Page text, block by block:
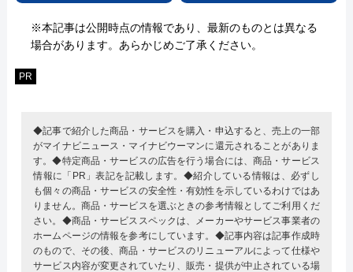
※本記事は公開時点の情報であり、最新のものとは異なる
場合があります。あらかじめご了承ください。
PR
◆記事で紹介した商品・サービスを購入・申込すると、売上の一部
がマイナビニュース・マイナビウーマンに還元されることがありま
す。◆特定商品・サービスの広告を行う場合には、商品・サービス
情報に「PR」表記を記載します。◆紹介している情報は、必ずし
も個々の商品・サービスの安全性・有効性を示しているわけではあ
りません。商品・サービスを選ぶときの参考情報としてご利用くだ
さい。◆商品・サービススペックは、メーカーやサービス事業者の
ホームページの情報を参考にしています。◆記事内容は記事作成時
のもので、その後、商品・サービスのリニューアルによって仕様や
サービス内容が変更されていたり、販売・提供が中止されている場